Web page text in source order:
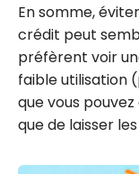
En somme,
crédit peut
préfèrent voir
faible utilisation
que vous
que de laisser